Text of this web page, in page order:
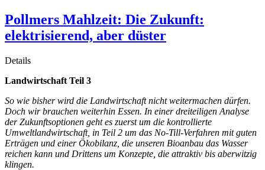
Pollmers Mahlzeit: Die Zukunft:
elektrisierend, aber düster
Details
Landwirtschaft Teil 3
So wie bisher wird die Landwirtschaft nicht weitermachen dürfen.
Doch wir brauchen weiterhin Essen. In einer dreiteiligen Analyse
der Zukunftsoptionen geht es zuerst um die kontrollierte
Umweltlandwirtschaft, in Teil 2 um das No-Till-Verfahren mit guten
Erträgen und einer Ökobilanz, die unseren Bioanbau das Wasser
reichen kann und Drittens um Konzepte, die attraktiv bis aberwitzig
klingen.